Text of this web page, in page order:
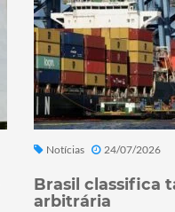
Notícias 24/07/2026
Brasil classifica
arbitrária